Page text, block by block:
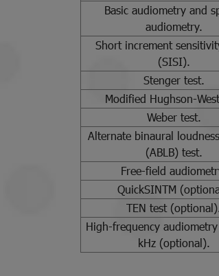
Basic audiometry and
audiometry.
Short increment
(SISI).
Stenger test.
Modified Hughson-
Weber test.
Alternate binaural
(ABLB) test.
Free-field
QuickSINTM
TEN test
High-frequency
kHz (optional).